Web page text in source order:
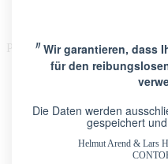
〃Wir garantieren, dass
für den
Die Daten werden
gespeichert
Helmut Arend & Lars
Please Update Your browser